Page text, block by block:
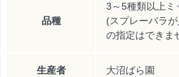
品種
3～5種類以上ミ
(スプレーバラ
の指定はできま
生産者 大沼ばら園